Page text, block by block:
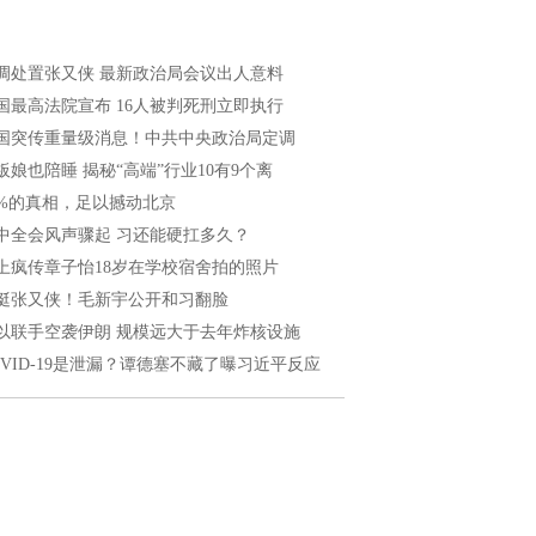
处置张又侠 最新政治局会议出人意料
最高法院宣布 16人被判死刑立即执行
突传重量级消息！中共中央政治局定调
娘也陪睡 揭秘“高端”行业10有9个离
的真相，足以撼动北京
全会风声骤起 习还能硬扛多久？
疯传章子怡18岁在学校宿舍拍的照片
张又侠！毛新宇公开和习翻脸
联手空袭伊朗 规模远大于去年炸核设施
19是泄漏？谭德塞不藏了曝习近平反应